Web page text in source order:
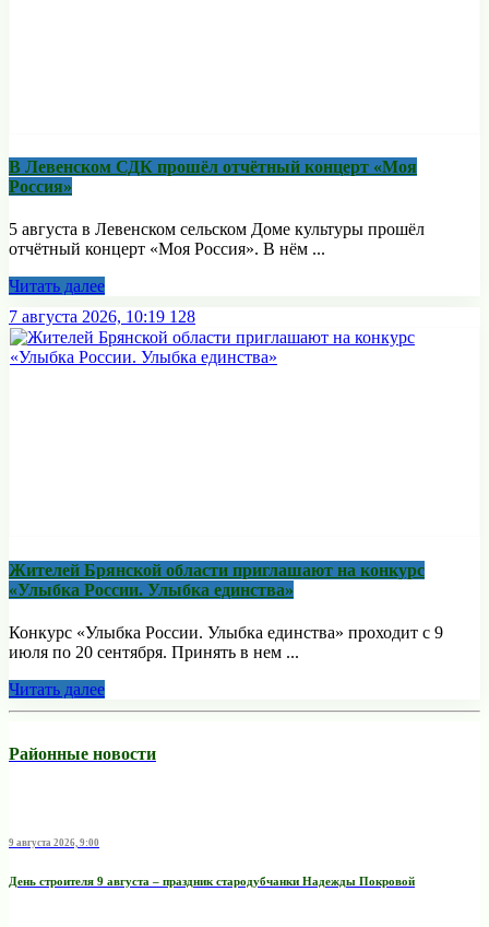
В Левенском СДК прошёл отчётный концерт «Моя
Россия»
5 августа в Левенском сельском Доме культуры прошёл
отчётный концерт «Моя Россия». В нём ...
Читать далее
7 августа 2026, 10:19 128
Жителей Брянской области приглашают на конкурс
«Улыбка России. Улыбка единства»
Конкурс «Улыбка России. Улыбка единства» проходит с 9
июля по 20 сентября. Принять в нем ...
Читать далее
Районные новости
9 августа 2026, 9:00
День строителя 9 августа – праздник стародубчанки Надежды Покровой